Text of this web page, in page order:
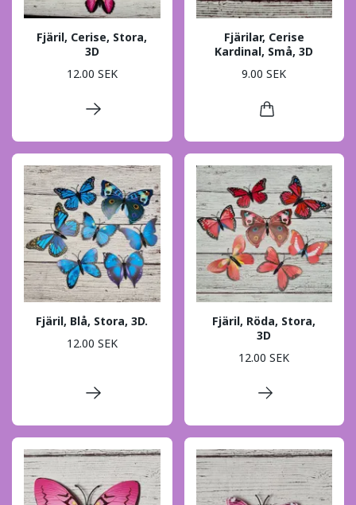
Fjäril, Cerise, Stora,
3D
12.00 SEK
Fjärilar, Cerise
Kardinal, Små, 3D
9.00 SEK
Fjäril, Blå, Stora, 3D.
12.00 SEK
Fjäril, Röda, Stora,
3D
12.00 SEK